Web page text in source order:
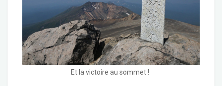
Et la victoire au sommet !